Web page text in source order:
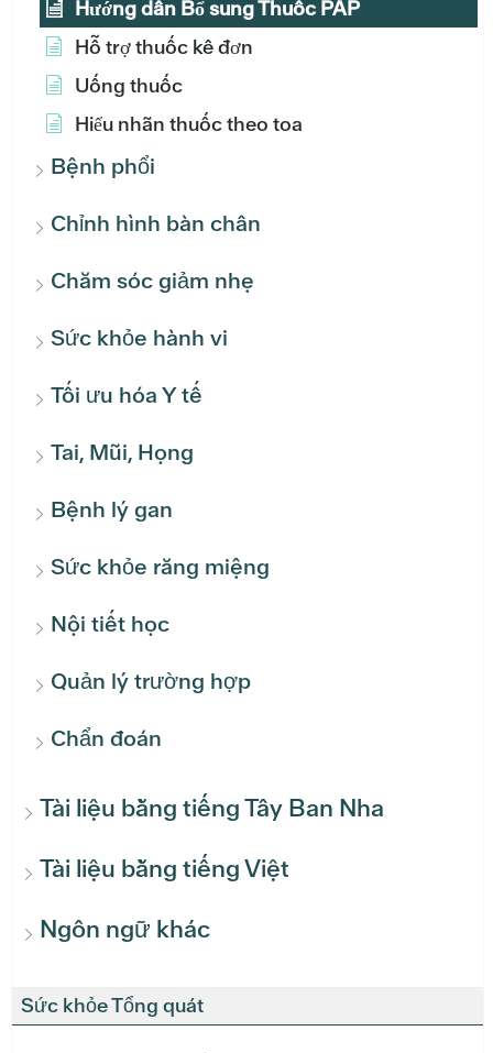
Hướng dẫn Bổ sung Thuốc PAP
Hỗ trợ thuốc kê đơn
Uống thuốc
Hiểu nhãn thuốc theo toa
Bệnh phổi
Chỉnh hình bàn chân
Chăm sóc giảm nhẹ
Sức khỏe hành vi
Tối ưu hóa Y tế
Tai, Mũi, Họng
Bệnh lý gan
Sức khỏe răng miệng
Nội tiết học
Quản lý trường hợp
Chẩn đoán
Tài liệu bằng tiếng Tây Ban Nha
Tài liệu bằng tiếng Việt
Ngôn ngữ khác
Sức khỏe Tổng quát